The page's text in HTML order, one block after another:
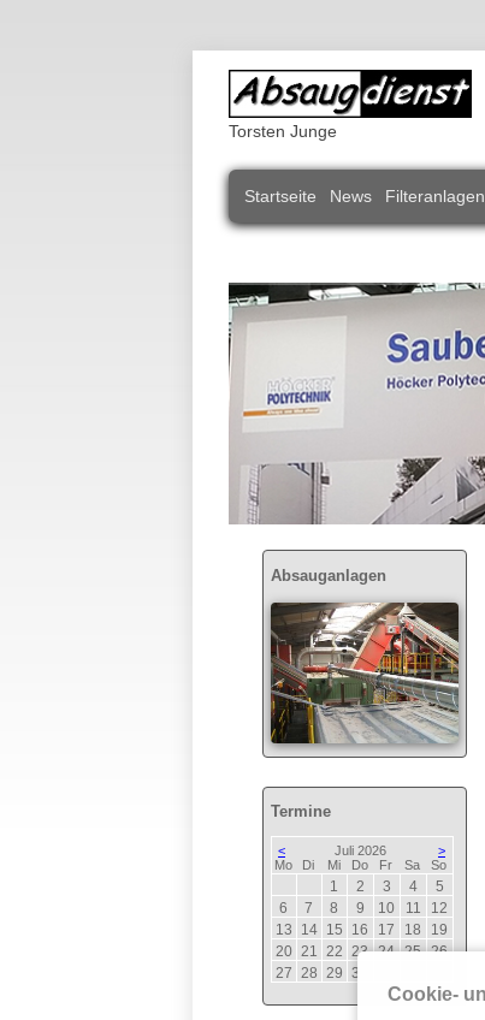
Torsten Junge
Navigation
Startseite News Filteranlagen
Absauganlagen
Termine
< Juli 2026
>
Montag
Dienstag
Mittwoch
Donnerstag
Freitag
Samstag
Sonntag
1 2 3 4
5
6
7 8 9 10 11
12
13
14 15 16 17 18
19
20 21 22 23 24 25 26
27 28 29 30
Cookie-